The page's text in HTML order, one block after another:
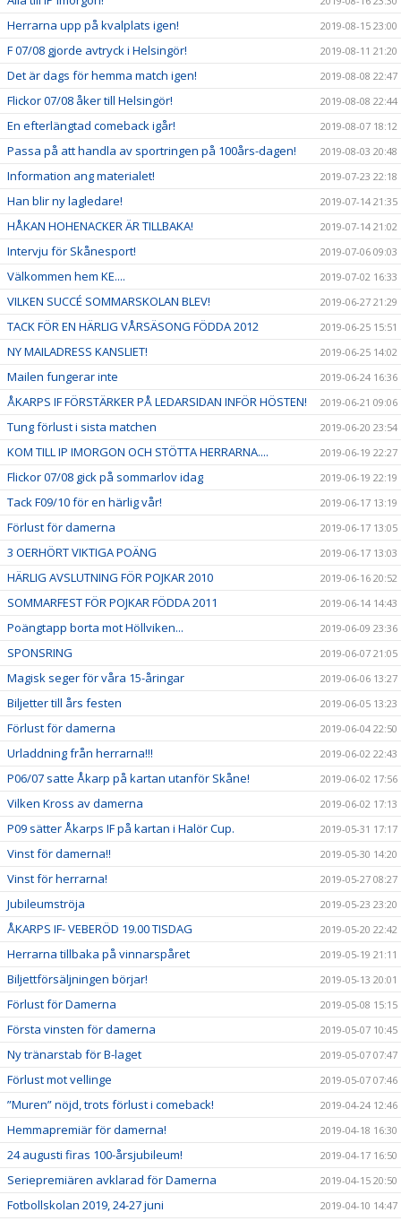
Herrarna upp på kvalplats igen! 2019-08-15 23:00
F 07/08 gjorde avtryck i Helsingör! 2019-08-11 21:20
Det är dags för hemma match igen! 2019-08-08 22:47
Flickor 07/08 åker till Helsingör! 2019-08-08 22:44
En efterlängtad comeback igår! 2019-08-07 18:12
Passa på att handla av sportringen på 100års-dagen! 2019-08-03 20:48
Information ang materialet! 2019-07-23 22:18
Han blir ny lagledare! 2019-07-14 21:35
HÅKAN HOHENACKER ÄR TILLBAKA! 2019-07-14 21:02
Intervju för Skånesport! 2019-07-06 09:03
Välkommen hem KE.... 2019-07-02 16:33
VILKEN SUCCÉ SOMMARSKOLAN BLEV! 2019-06-27 21:29
TACK FÖR EN HÄRLIG VÅRSÄSONG FÖDDA 2012 2019-06-25 15:51
NY MAILADRESS KANSLIET! 2019-06-25 14:02
Mailen fungerar inte 2019-06-24 16:36
ÅKARPS IF FÖRSTÄRKER PÅ LEDARSIDAN INFÖR HÖSTEN! 2019-06-21 09:06
Tung förlust i sista matchen 2019-06-20 23:54
KOM TILL IP IMORGON OCH STÖTTA HERRARNA.... 2019-06-19 22:27
Flickor 07/08 gick på sommarlov idag 2019-06-19 22:19
Tack F09/10 för en härlig vår! 2019-06-17 13:19
Förlust för damerna 2019-06-17 13:05
3 OERHÖRT VIKTIGA POÄNG 2019-06-17 13:03
HÄRLIG AVSLUTNING FÖR POJKAR 2010 2019-06-16 20:52
SOMMARFEST FÖR POJKAR FÖDDA 2011 2019-06-14 14:43
Poängtapp borta mot Höllviken... 2019-06-09 23:36
SPONSRING 2019-06-07 21:05
Magisk seger för våra 15-åringar 2019-06-06 13:27
Biljetter till års festen 2019-06-05 13:23
Förlust för damerna 2019-06-04 22:50
Urladdning från herrarna!!! 2019-06-02 22:43
P06/07 satte Åkarp på kartan utanför Skåne! 2019-06-02 17:56
Vilken Kross av damerna 2019-06-02 17:13
P09 sätter Åkarps IF på kartan i Halör Cup. 2019-05-31 17:17
Vinst för damerna!! 2019-05-30 14:20
Vinst för herrarna! 2019-05-27 08:27
Jubileumströja 2019-05-23 23:20
ÅKARPS IF- VEBERÖD 19.00 TISDAG 2019-05-20 22:42
Herrarna tillbaka på vinnarspåret 2019-05-19 21:11
Biljettförsäljningen börjar! 2019-05-13 20:01
Förlust för Damerna 2019-05-08 15:15
Första vinsten för damerna 2019-05-07 10:45
Ny tränarstab för B-laget 2019-05-07 07:47
Förlust mot vellinge 2019-05-07 07:46
”Muren” nöjd, trots förlust i comeback! 2019-04-24 12:46
Hemmapremiär för damerna! 2019-04-18 16:30
24 augusti firas 100-årsjubileum! 2019-04-17 16:50
Seriepremiären avklarad för Damerna 2019-04-15 20:50
Fotbollskolan 2019, 24-27 juni 2019-04-10 14:47